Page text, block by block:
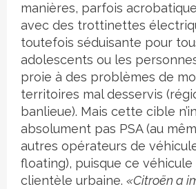
manières, parfois
avec des trottinettes
toutefois séduisante pour
adolescents ou les
proie à des problèmes de
territoires mal desservis
banlieue). Mais cette cible
absolument pas PSA (au
autres opérateurs de
floating), puisque ce véhicule
clientèle urbaine. «Citroën a